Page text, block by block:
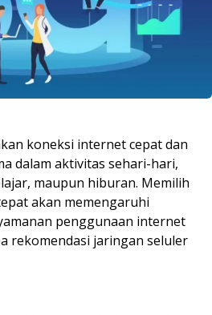
koneksi internet cepat dan
dalam aktivitas sehari-hari,
maupun hiburan. Memilih
akan memengaruhi
penggunaan internet
rekomendasi jaringan seluler